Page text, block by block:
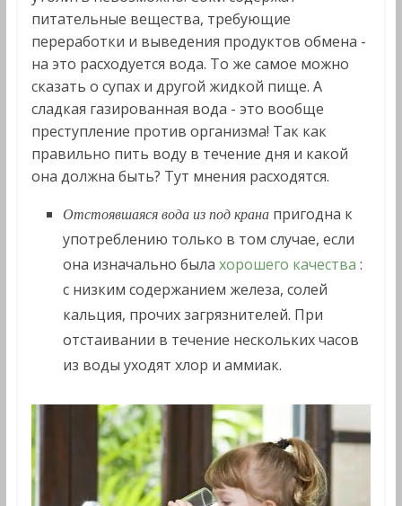
питательные вещества, требующие
переработки и выведения продуктов обмена -
на это расходуется вода. То же самое можно
сказать о супах и другой жидкой пище. А
сладкая газированная вода - это вообще
преступление против организма! Так как
правильно пить воду в течение дня и какой
она должна быть? Тут мнения расходятся.
Отстоявшаяся вода из под крана пригодна к
употреблению только в том случае, если
она изначально была хорошего качества :
с низким содержанием железа, солей
кальция, прочих загрязнителей. При
отстаивании в течение нескольких часов
из воды уходят хлор и аммиак.